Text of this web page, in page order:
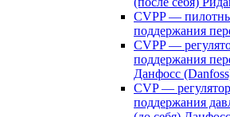
CVPP —
поддержания
CVPP —
поддержания
Данфосс
CVP —
поддержания